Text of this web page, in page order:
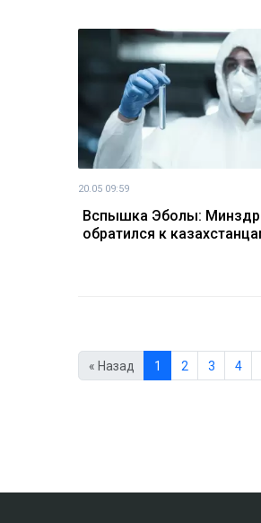
20.05 09:59
Вспышка Эболы:
обратился к
« Назад 1 2 3 4